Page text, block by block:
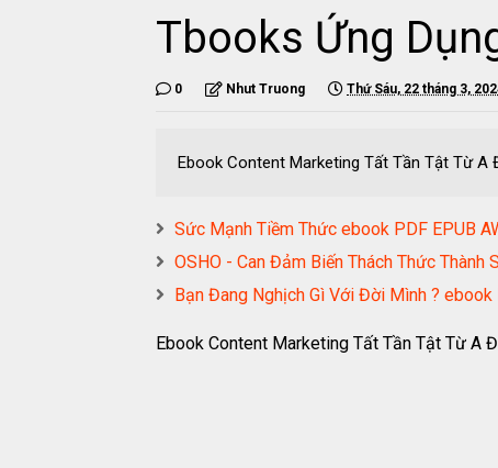
Tbooks Ứng
0 Nhut Truong Thứ Sáu, 22 tháng 3,
Ebook Content Marketing Tất Tần Tật
Sức Mạnh Tiềm Thức ebook PDF EPUB
OSHO - Can Đảm Biến Thách Thức
Bạn Đang Nghịch Gì Với Đời Mình ? ebook
Ebook Content Marketing Tất Tần Tật Từ A